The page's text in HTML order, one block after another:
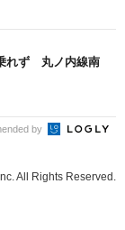
れず 丸ノ内線南
by
All Rights Reserved.